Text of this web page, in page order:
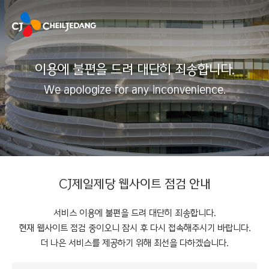
이용에 불편을 드려 대단히 죄송합니다.
We apologize for any inconvenience.
CJ제일제당 웹사이트 점검 안내
서비스 이용에 불편을 드려 대단히 죄송합니다.
현재 웹사이트 점검 중이오니 잠시 후 다시 접속해주시기 바랍니다.
더 나은 서비스를 제공하기 위해 최선을 다하겠습니다.